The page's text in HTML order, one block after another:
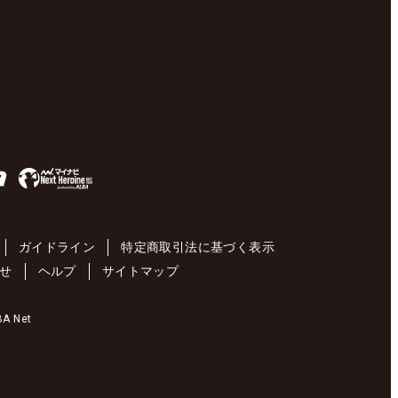
ガイドライン
特定商取引法に基づく表示
ヘルプ サイトマップ
Net